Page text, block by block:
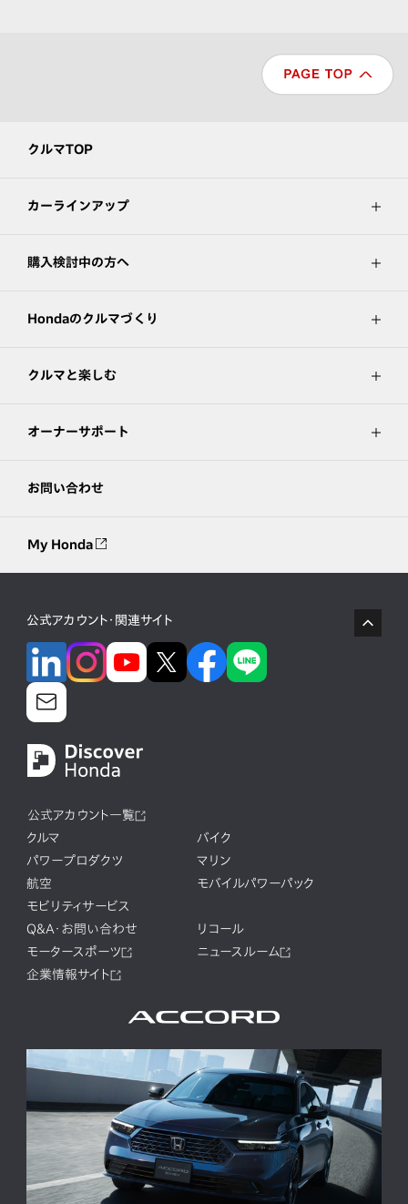
クルマTOP
カーラインアップ
購入検討中の方へ
Hondaのクルマづくり
クルマと楽しむ
オーナーサポート
お問い合わせ
My Honda
公式アカウント・関連サイト
公式アカウント一覧
クルマ
バイク
パワープロダクツ
マリン
航空
モバイルパワーパック
モビリティサービス
Q&A・お問い合わせ
リコール
モータースポーツ
ニュースルーム
企業情報サイト